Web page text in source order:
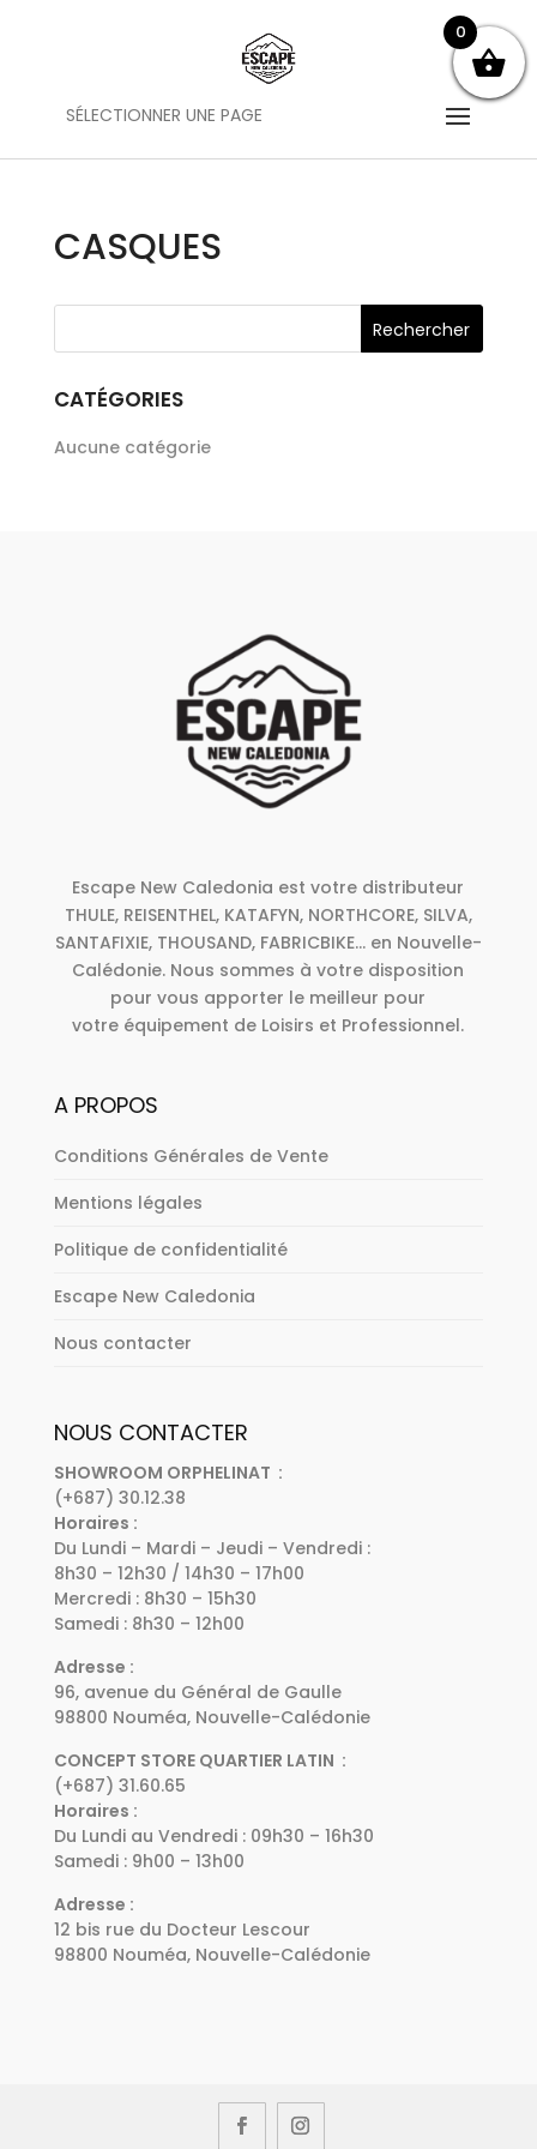
SÉLECTIONNER UNE PAGE
CASQUES
CATÉGORIES
Aucune catégorie
Escape New Caledonia est votre distributeur
THULE, REISENTHEL, KATAFYN, NORTHCORE, SILVA,
SANTAFIXIE, THOUSAND, FABRICBIKE... en Nouvelle-
Calédonie. Nous sommes à votre disposition
pour vous apporter le meilleur pour
votre équipement de Loisirs et Professionnel.
A PROPOS
Conditions Générales de Vente
Mentions légales
Politique de confidentialité
Escape New Caledonia
Nous contacter
NOUS CONTACTER
SHOWROOM ORPHELINAT :
(+687) 30.12.38
Horaires :
Du Lundi – Mardi – Jeudi – Vendredi :
8h30 – 12h30 / 14h30 – 17h00
Mercredi : 8h30 – 15h30
Samedi : 8h30 – 12h00
Adresse :
96, avenue du Général de Gaulle
98800 Nouméa, Nouvelle-Calédonie
CONCEPT STORE QUARTIER LATIN :
(+687) 31.60.65
Horaires :
Du Lundi au Vendredi : 09h30 – 16h30
Samedi : 9h00 – 13h00
Adresse :
12 bis rue du Docteur Lescour
98800 Nouméa, Nouvelle-Calédonie
0